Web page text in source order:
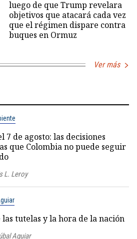
luego de que Trump revelara
objetivos que atacará cada vez
que el régimen dispare contra
buques en Ormuz
Ver más
7 de agosto: las decisiones
que Colombia no puede seguir
L. Leroy
tutelas y la hora de la nación
Aguiar